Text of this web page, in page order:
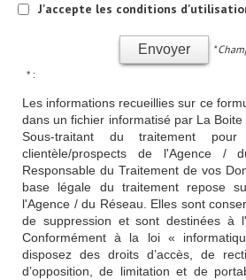
J'accepte les conditions
Envoyer *
* :
Les informations recueillies sur ce
dans un fichier informatisé par La
Sous-traitant du traitement
clientèle/prospects de l'Agence /
Responsable du Traitement de vos
base légale du traitement repose
l'Agence / du Réseau. Elles sont
de suppression et sont destinées à
Conformément à la loi «
disposez des droits d’accès, de
d’opposition, de limitation et de